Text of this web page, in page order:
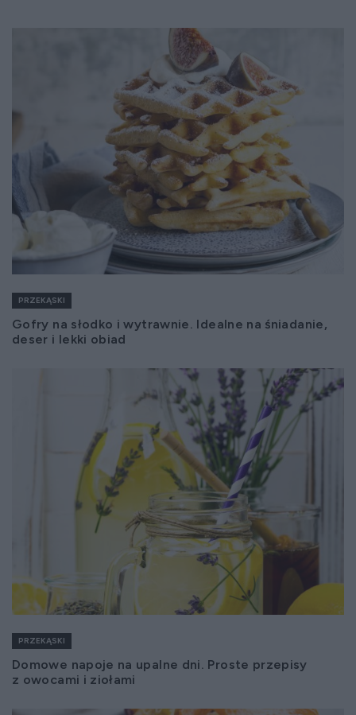
PRZEKĄSKI
Gofry na słodko i wytrawnie. Idealne na śniadanie,
deser i lekki obiad
PRZEKĄSKI
Domowe napoje na upalne dni. Proste przepisy
z owocami i ziołami